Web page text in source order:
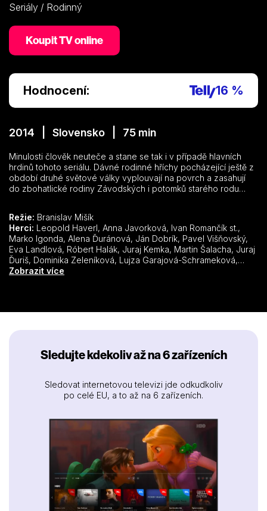
Seriály / Rodinný
Koupit TV online
Hodnocení: 16 %
2014 | Slovensko | 75 min
Minulosti člověk neuteče a stane se tak i v případě hlavních
hrdinů tohoto seriálu. Dávné rodinné hříchy pocházející ještě z
období druhé světové války vyplouvají na povrch a zasahují
do zbohatlické rodiny Závodských i potomků starého rodu
Režie: Branislav Mišík
Herci:
Marko Igonda, Alena Ďuránová, Ján Dobrík, Pavel Višňovský,
Eva Landlová, Róbert Halák, Juraj Kemka, Martin Šalacha, Juraj
Ďuriš, Dominika Zeleníková, Lujza Garajová-Schrameková,
Tomáš Hanák, Ivan Vojtek, Dušan Kubáň, Radoslav Kuric, Martin
Zobrazit více
Sledujte kdekoliv až na 6 zařízeních
Sledovat internetovou televizi jde odkudkoliv
po celé EU, a to až na 6 zařízeních.